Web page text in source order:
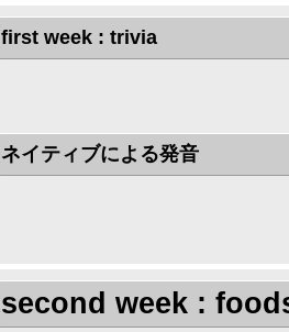
first week : trivia
ネイティブによる発音
second week :